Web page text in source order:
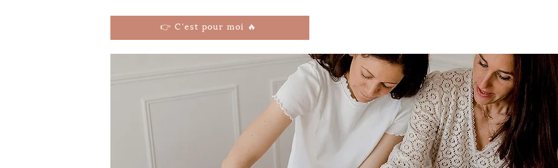
👉 C'est pour moi 🔥